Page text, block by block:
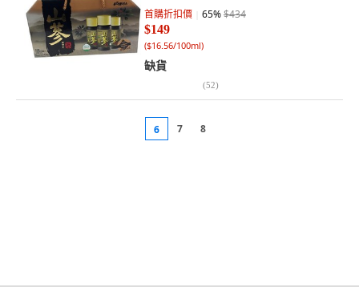
首購折扣價 65%$434
$149
($16.56/100ml)
缺貨
(52)
6 7 8